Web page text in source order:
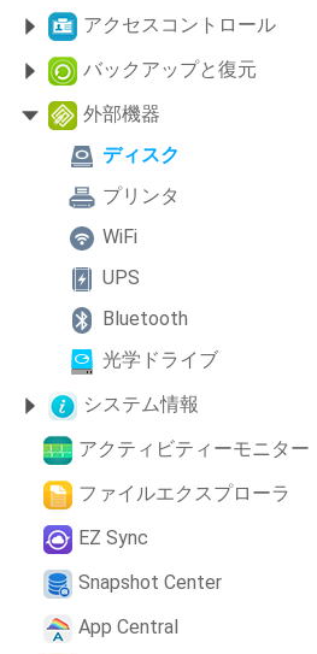
アクセスコントロール
バックアップと復元
外部機器
ディスク
プリンタ
WiFi
UPS
Bluetooth
光学ドライブ
システム情報
アクティビティーモニター
ファイルエクスプローラ
EZ Sync
Snapshot Center
App Central